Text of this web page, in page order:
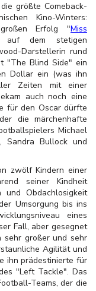
größte Comeback-
Kino-Winters:
Erfolg "Miss
dem stetigen
Darstellerin rund
"The Blind Side" ein
Dollar ein (was ihn
Zeiten mit einer
auch noch eine
für den Oscar dürfte
die märchenhafte
Michael
Sandra Bullock und
zwölf Kindern einer
seiner Kindheit
und Obdachlosigkeit
Umsorgung bis ins
eines
Fall, aber gesegnet
sehr großer und sehr
Agilität und
ihn prädestinierte für
"Left Tackle". Das
Teams, der die